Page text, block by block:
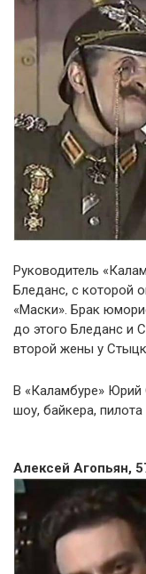
Руководитель
Бледанс, с которой
«Маски». Брак
до этого Бледанс и
второй жены у
В «Каламбуре»
шоу, байкера,
Алексей Агопьян,